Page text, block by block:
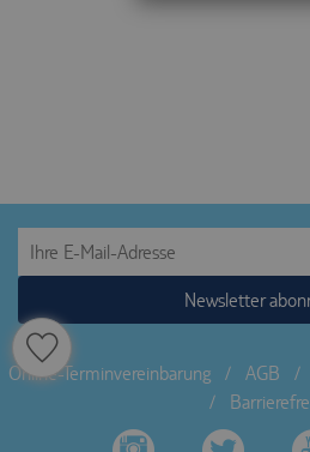
Newsletter
Online-Terminvereinbarung / AGB /
/